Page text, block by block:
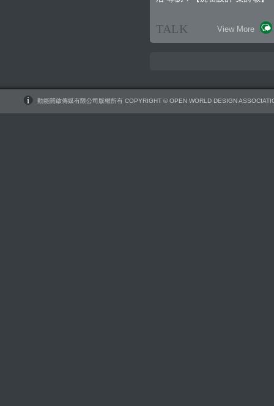
TALK View More
動能開啟傳媒有限公司版權所有 COPYRIGHT © OPEN WORLD DESIGN